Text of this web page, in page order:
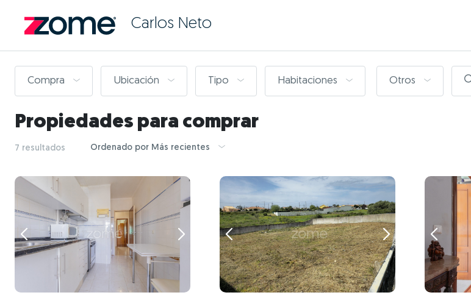
Carlos Neto
Compra Ubicación Tipo Habitaciones Otros
Propiedades para comprar
7 resultados Ordenado por Más recientes